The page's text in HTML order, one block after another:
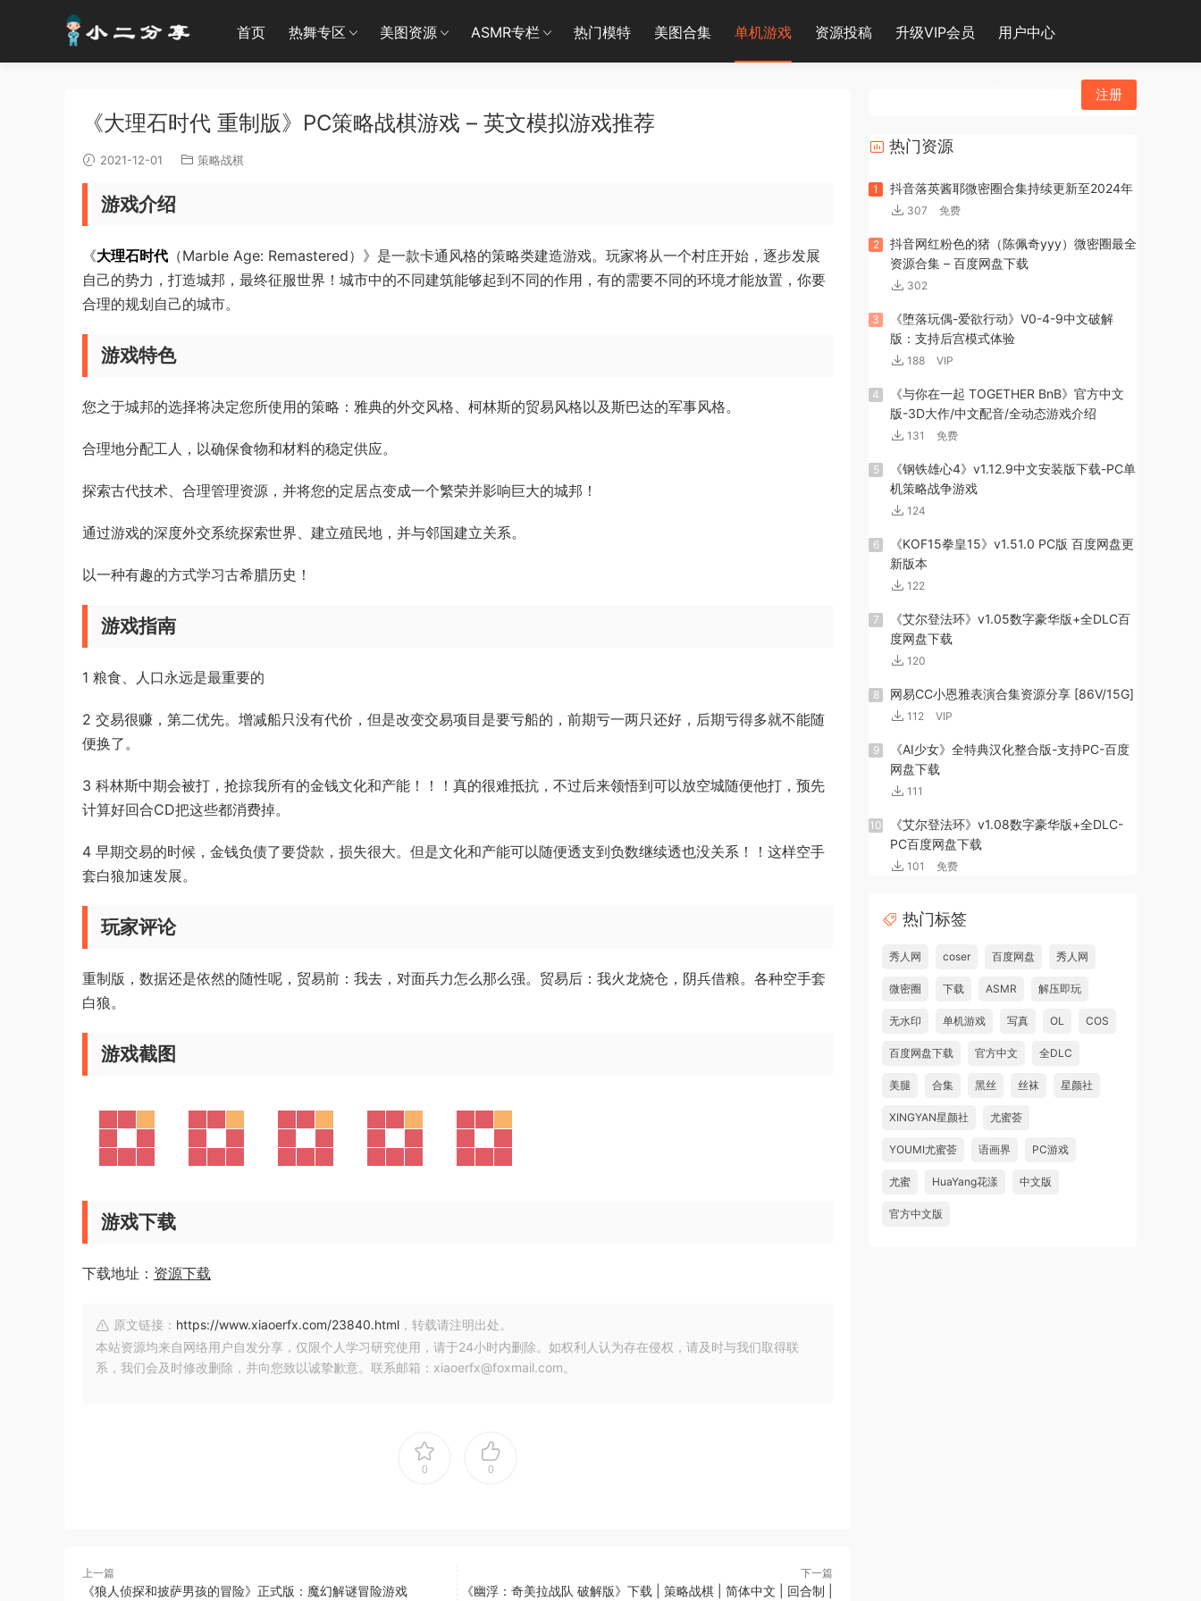
首页 热舞专区 美图资源 ASMR专栏 热门模特 美图合集 单机游戏 资源投稿 升级VIP会员 用户中心
注册
《大理石时代 重制版》PC策略战棋游戏 – 英文模拟游戏推荐
2021-12-01 策略战棋
游戏介绍
《大理石时代 （Marble Age: Remastered）》是一款卡通风格的策略类建造游戏。玩家将从一个村庄开始，逐步发展
自己的势力，打造城邦，最终征服世界！城市中的不同建筑能够起到不同的作用，有的需要不同的环境才能放置，你要
合理的规划自己的城市。
游戏特色
您之于城邦的选择将决定您所使用的策略：雅典的外交风格、柯林斯的贸易风格以及斯巴达的军事风格。
合理地分配工人，以确保食物和材料的稳定供应。
探索古代技术、合理管理资源，并将您的定居点变成一个繁荣并影响巨大的城邦！
通过游戏的深度外交系统探索世界、建立殖民地，并与邻国建立关系。
以一种有趣的方式学习古希腊历史！
游戏指南
1 粮食、人口永远是最重要的
2 交易很赚，第二优先。增减船只没有代价，但是改变交易项目是要亏船的，前期亏一两只还好，后期亏得多就不能随
便换了。
3 科林斯中期会被打，抢掠我所有的金钱文化和产能！！！真的很难抵抗，不过后来领悟到可以放空城随便他打，预先
计算好回合CD把这些都消费掉。
4 早期交易的时候，金钱负债了要贷款，损失很大。但是文化和产能可以随便透支到负数继续透也没关系！！这样空手
套白狼加速发展。
玩家评论
重制版，数据还是依然的随性呢，贸易前：我去，对面兵力怎么那么强。贸易后：我火龙烧仓，阴兵借粮。各种空手套
白狼。
游戏截图
游戏下载
下载地址： 资源下载
原文链接： https://www.xiaoerfx.com/23840.html ，转载请注明出处。
本站资源均来自网络用户自发分享，仅限个人学习研究使用，请于24小时内删除。如权利人认为存在侵权，请及时与我们取得联
系，我们会及时修改删除，并向您致以诚挚歉意。联系邮箱：xiaoerfx@foxmail.com。
0 0
上一篇
《狼人侦探和披萨男孩的冒险》正式版：魔幻解谜冒险游戏
下一篇
《幽浮：奇美拉战队 破解版》下载 | 策略战棋 | 简体中文 | 回合制 |
热门资源
1 抖音落英酱耶微密圈合集持续更新至2024年
307 免费
2
抖音网红粉色的猪（陈佩奇yyy）微密圈最全
资源合集 – 百度网盘下载
302
3
《堕落玩偶-爱欲行动》V0-4-9中文破解
版：支持后宫模式体验
188 VIP
4
《与你在一起 TOGETHER BnB》官方中文
版-3D大作/中文配音/全动态游戏介绍
131 免费
5
《钢铁雄心4》v1.12.9中文安装版下载-PC单
机策略战争游戏
124
6
《KOF15拳皇15》v1.51.0 PC版 百度网盘更
新版本
122
7
《艾尔登法环》v1.05数字豪华版+全DLC百
度网盘下载
120
8 网易CC小恩雅表演合集资源分享 [86V/15G]
112 VIP
9
《AI少女》全特典汉化整合版-支持PC-百度
网盘下载
111
10
《艾尔登法环》v1.08数字豪华版+全DLC-
PC百度网盘下载
101 免费
热门标签
秀人网 coser 百度网盘 秀人网
微密圈 下载 ASMR 解压即玩
无水印 单机游戏 写真 OL COS
百度网盘下载 官方中文 全DLC
美腿 合集 黑丝 丝袜 星颜社
XINGYAN星颜社 尤蜜荟
YOUMI尤蜜荟 语画界 PC游戏
尤蜜 HuaYang花漾 中文版
官方中文版